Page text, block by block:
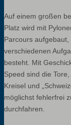
Auf einem großen
Platz wird mit
Parcours aufgebaut,
verschiedenen
besteht. Mit
Speed sind die Tore,
Kreisel und
möglichst fehlerfrei
durchfahren.